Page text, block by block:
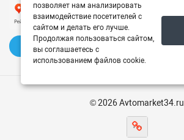
✍️ Оставить отзыв
© 2026 Avtomarket34.ru
позволяет нам анализировать
взаимодействие посетителей с
сайтом и делать его лучше.
Продолжая пользоваться сайтом,
вы соглашаетесь с
использованием файлов cookie.